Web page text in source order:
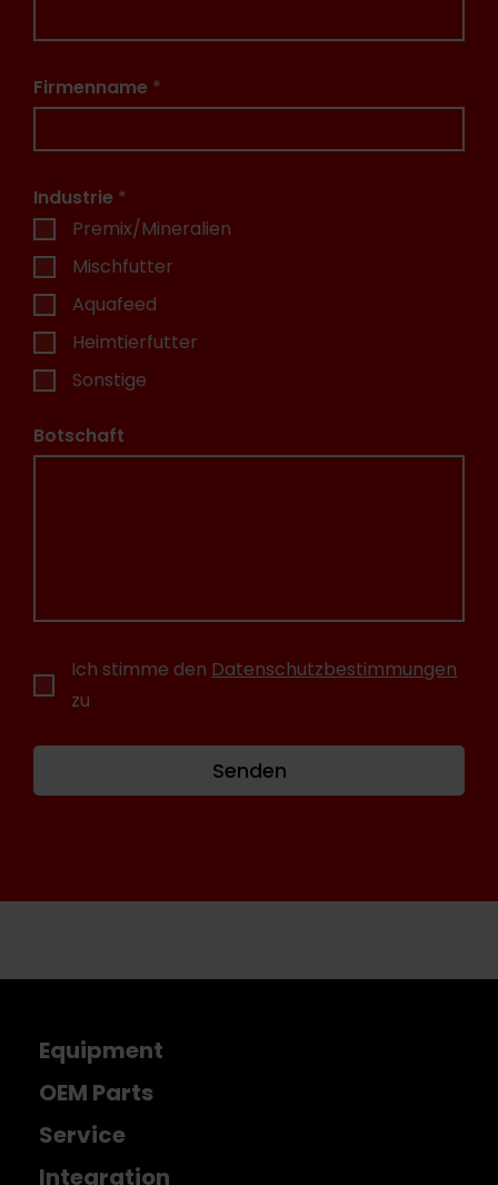
Firmenname *
Industrie *
Premix/Mineralien
Mischfutter
Aquafeed
Heimtierfutter
Sonstige
Botschaft
Ich stimme den Datenschutzbestimmungen
zu
Senden
Equipment
OEM Parts
Service
Integration